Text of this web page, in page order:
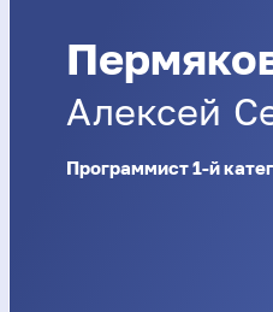
Алексей
Программист 1-й